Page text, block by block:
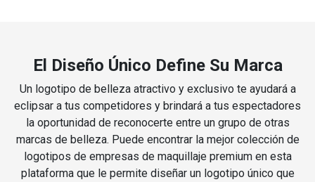
El Diseño Único Define Su Marca
Un logotipo de belleza atractivo y exclusivo te ayudará a
eclipsar a tus competidores y brindará a tus espectadores
la oportunidad de reconocerte entre un grupo de otras
marcas de belleza. Puede encontrar la mejor colección de
logotipos de empresas de maquillaje premium en esta
plataforma que le permite diseñar un logotipo único que